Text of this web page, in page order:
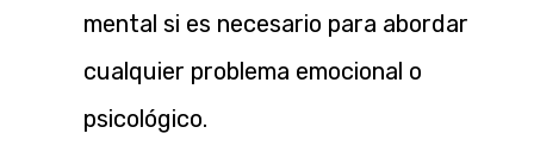
mental si es necesario para abordar
cualquier problema emocional o
psicológico.